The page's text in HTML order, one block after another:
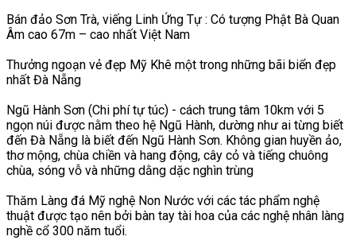
Bán đảo Sơn Trà, viếng Linh Ứng Tự : Có tượng Phật Bà Quan
Âm cao 67m – cao nhất Việt Nam
Thưởng ngoạn vẻ đẹp Mỹ Khê một trong những bãi biển đẹp
nhất Đà Nẵng
Ngũ Hành Sơn (Chi phí tự túc) - cách trung tâm 10km với 5
ngọn núi được nằm theo hệ Ngũ Hành, dường như ai từng biết
đến Đà Nẵng là biết đến Ngũ Hành Sơn. Không gian huyền ảo,
thơ mộng, chùa chiền và hang động, cây cỏ và tiếng chuông
chùa, sóng vỗ và những dằng dặc nghìn trùng
Thăm Làng đá Mỹ nghệ Non Nước với các tác phẩm nghệ
thuật được tạo nên bởi bàn tay tài hoa của các nghệ nhân làng
nghề cổ 300 năm tuổi.